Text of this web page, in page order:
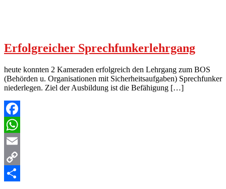
Erfolgreicher Sprechfunkerlehrgang
heute konnten 2 Kameraden erfolgreich den Lehrgang zum BOS
(Behörden u. Organisationen mit Sicherheitsaufgaben) Sprechfunker
niederlegen. Ziel der Ausbildung ist die Befähigung […]
Facebook
WhatsApp
Email
Copy